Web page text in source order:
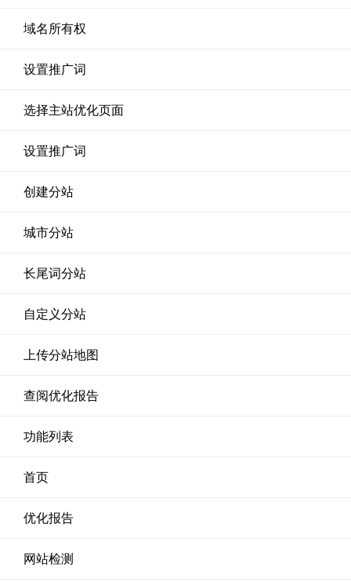
域名所有权
设置推广词
选择主站优化页面
设置推广词
创建分站
城市分站
长尾词分站
自定义分站
上传分站地图
查阅优化报告
功能列表
首页
优化报告
网站检测